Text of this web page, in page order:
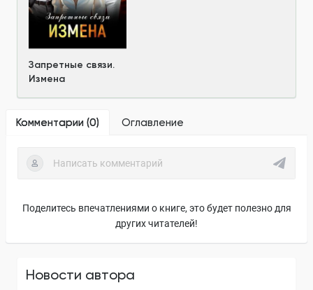
Запретные связи.
Измена
Комментарии (0) Оглавление
Поделитесь впечатлениями о книге, это будет полезно для
других читателей!
Новости автора